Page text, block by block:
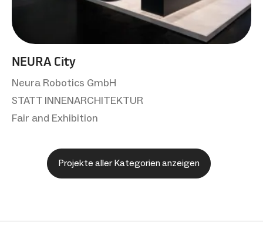
NEURA City
Neura Robotics GmbH
STATT INNENARCHITEKTUR
Fair and Exhibition
Projekte aller Kategorien anzeigen